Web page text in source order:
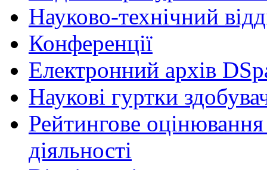
Науково-технічний
Конференції
Електронний архів
Наукові гуртки
Рейтингове оцінювання
діяльності